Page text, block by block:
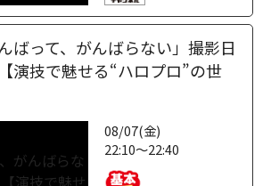
んばって、がんばらない」撮影日
技で魅せる“ハロプロ”の世
08/07(金)
22:10～22:40